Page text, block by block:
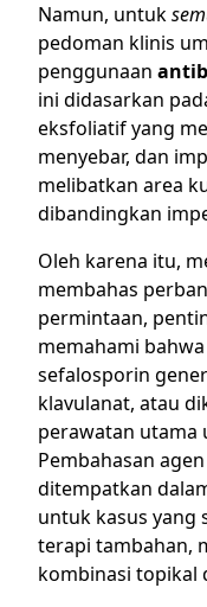
Namun, untuk
pedoman klinis
penggunaan
ini didasarkan
eksfoliatif yang
menyebar, dan
melibatkan area
dibandingkan
Oleh karena itu,
membahas
permintaan,
memahami
sefalosporin
klavulanat, atau
perawatan utama
Pembahasan
ditempatkan
untuk kasus yang
terapi tambahan,
kombinasi topikal